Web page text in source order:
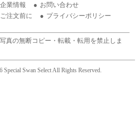
企業情報
お問い合わせ
ご注文前に
プライバシーポリシー
真の無断コピー・転載・転用を禁止しま
Special Swan Select All Rights Reserved.